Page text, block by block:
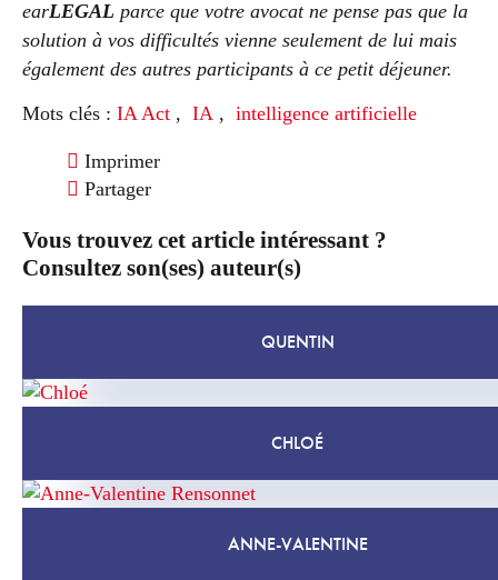
earLEGAL parce que votre avocat ne pense pas que la
solution à vos difficultés vienne seulement de lui mais
également des autres participants à ce petit déjeuner.
Mots clés : IA Act , IA , intelligence artificielle
Imprimer
Partager
Vous trouvez cet article intéressant ?
Consultez son(ses) auteur(s)
QUENTIN
CHLOÉ
ANNE-VALENTINE